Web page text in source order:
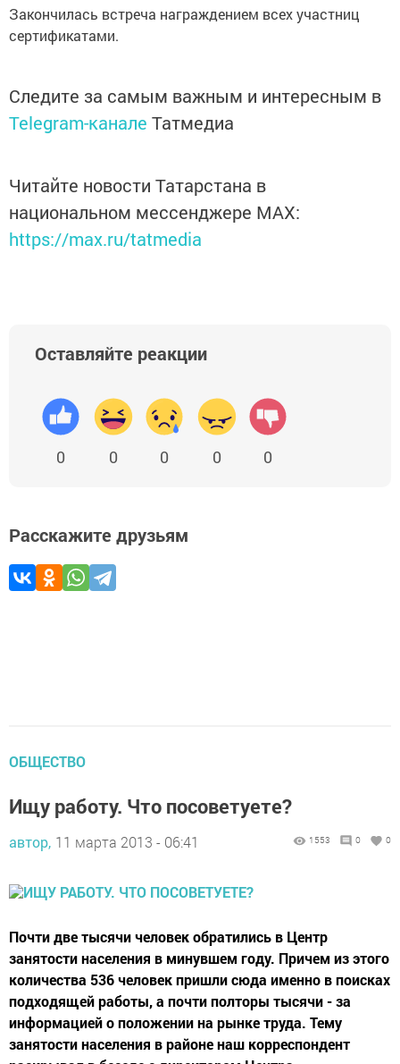
Закончилась встреча награждением всех участниц
сертификатами.
Следите за самым важным и интересным в
Telegram-канале Татмедиа
Читайте новости Татарстана в
национальном мессенджере MАХ:
https://max.ru/tatmedia
Оставляйте реакции
0 0 0 0 0
Расскажите друзьям
ОБЩЕСТВО
Ищу работу. Что посоветуете?
автор, 11 марта 2013 - 06:41 1553 0 0
Почти две тысячи человек обратились в Центр
занятости населения в минувшем году. Причем из этого
количества 536 человек пришли сюда именно в поисках
подходящей работы, а почти полторы тысячи - за
информацией о положении на рынке труда. Тему
занятости населения в районе наш корреспондент